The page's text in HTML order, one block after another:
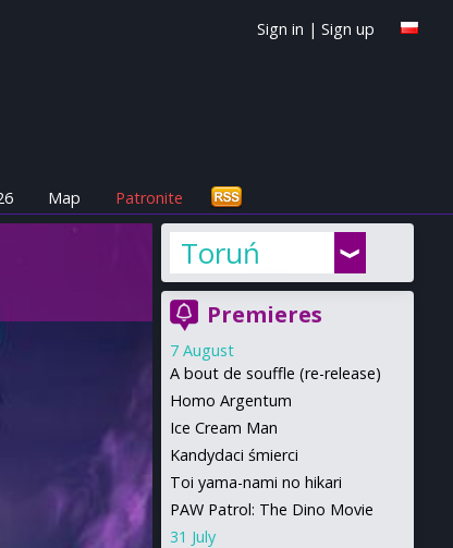
Sign in | Sign up
Map Patronite
Toruń
Premieres
7 August
A bout de souffle (re-release)
Homo Argentum
Ice Cream Man
Kandydaci śmierci
Toi yama-nami no hikari
PAW Patrol: The Dino Movie
31 July